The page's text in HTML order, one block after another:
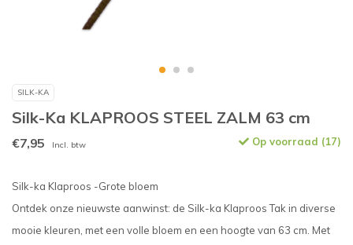
SILK-KA
Silk-Ka KLAPROOS STEEL ZALM 63 cm
€7,95 Incl. btw Op voorraad (17)
Silk-ka Klaproos -Grote bloem
Ontdek onze nieuwste aanwinst: de Silk-ka Klaproos Tak in diverse
mooie kleuren, met een volle bloem en een hoogte van 63 cm. Met